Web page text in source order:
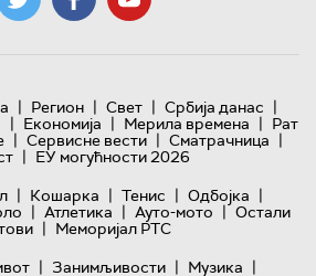
| Регион | Свет | Србија данас |
| Економија | Мерила времена | Рат
| Сервисне вести | Сматрачница |
| ЕУ могућности 2026
| Кошарка | Тенис | Одбојка |
| Атлетика | Ауто-мото | Остали
| Меморијал РТС
| Занимљивости | Музика |